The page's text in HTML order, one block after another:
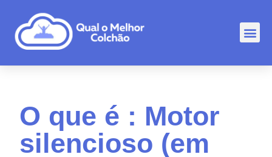
O que é : Motor
silencioso (em